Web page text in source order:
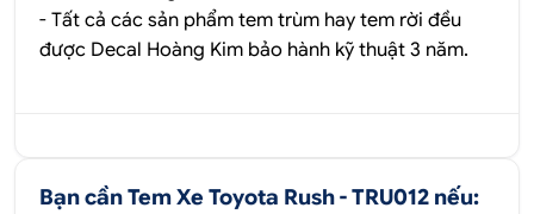
- Tất cả các sản phẩm tem trùm hay tem rời đều
được Decal Hoàng Kim bảo hành kỹ thuật 3 năm.
Bạn cần Tem Xe Toyota Rush - TRU012 nếu: